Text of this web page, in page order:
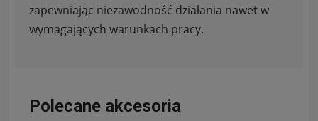
zapewniając niezawodność działania nawet w
wymagających warunkach pracy.
Polecane akcesoria